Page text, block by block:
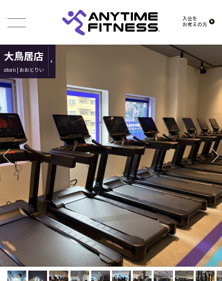
入会を
お考えの方
大鳥居店
otorii | おおとりい